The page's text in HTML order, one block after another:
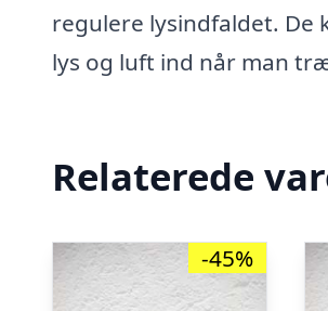
regulere lysindfaldet. De
lys og luft ind når man
Relaterede
-45%